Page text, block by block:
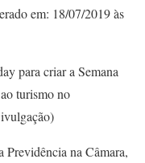
em: 18/07/2019 às
para criar a Semana
turismo no
na Câmara,